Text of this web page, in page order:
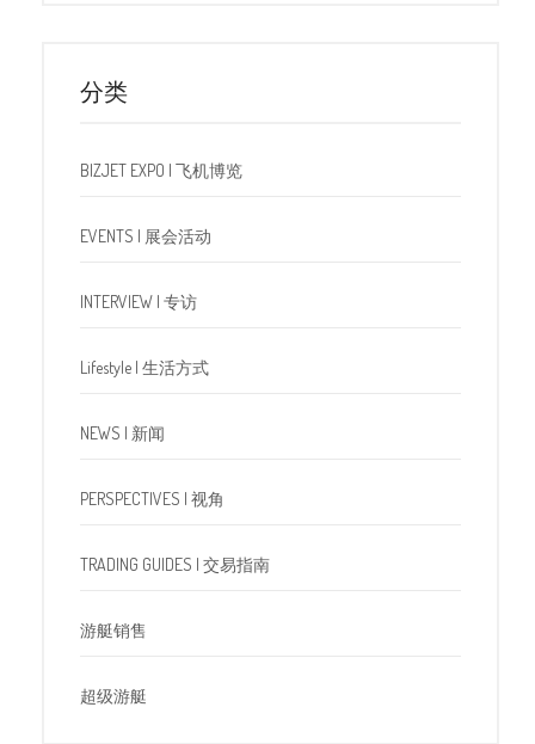
分类
BIZJET EXPO | 飞机博览
EVENTS | 展会活动
INTERVIEW | 专访
Lifestyle | 生活方式
NEWS | 新闻
PERSPECTIVES | 视角
TRADING GUIDES | 交易指南
游艇销售
超级游艇